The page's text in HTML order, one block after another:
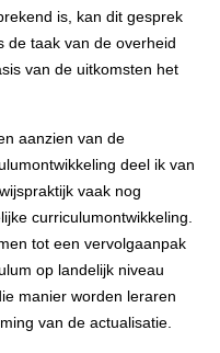
is, kan dit gesprek
de taak van de overheid
van de uitkomsten het
aanzien van de
deel ik van
vaak nog
curriculumontwikkeling.
tot een vervolgaanpak
op landelijk niveau
manier worden leraren
van de actualisatie.